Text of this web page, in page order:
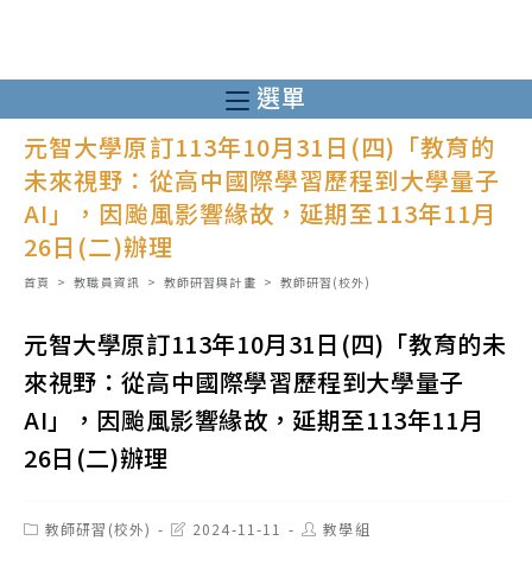
至
主
內
容
選單
元智大學原訂113年10月31日(四)「教育的
未來視野：從高中國際學習歷程到大學量子
AI」，因颱風影響緣故，延期至113年11月
26日(二)辦理
首頁 > 教職員資訊 > 教師研習與計畫 > 教師研習(校外)
元智大學原訂113年10月31日(四)「教育的未
來視野：從高中國際學習歷程到大學量子
AI」，因颱風影響緣故，延期至113年11月
26日(二)辦理
Post教師研習(校外)
Post2024-11-11
Post教學組